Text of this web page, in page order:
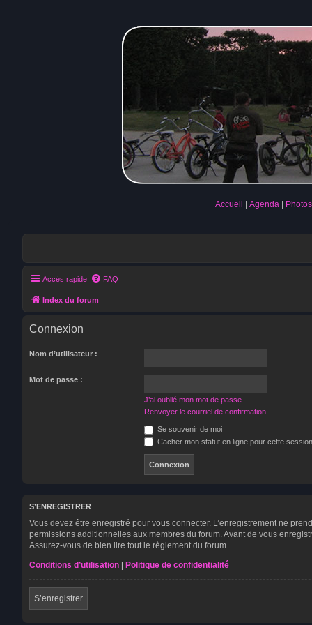
Accueil Agenda Photos
Accès rapide FAQ
Index du forum
Connexion
Nom d’utilisateur :
Mot de passe :
J’ai oublié mon mot de passe
Renvoyer le courriel de confirmation
Se souvenir de moi
Cacher mon statut en ligne pour cette session
S’ENREGISTRER
Vous devez être enregistré pour vous connecter. L’enregistrement ne
permissions additionnelles aux membres du forum. Avant de vous
Assurez-vous de bien lire tout le règlement du forum.
Conditions d’utilisation | Politique de confidentialité
S’enregistrer